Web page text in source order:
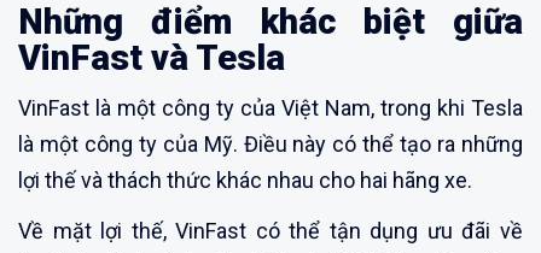
Những điểm khác biệt giữa
VinFast và Tesla
VinFast là một công ty của Việt Nam, trong khi Tesla
là một công ty của Mỹ. Điều này có thể tạo ra những
lợi thế và thách thức khác nhau cho hai hãng xe.
Về mặt lợi thế, VinFast có thể tận dụng ưu đãi về